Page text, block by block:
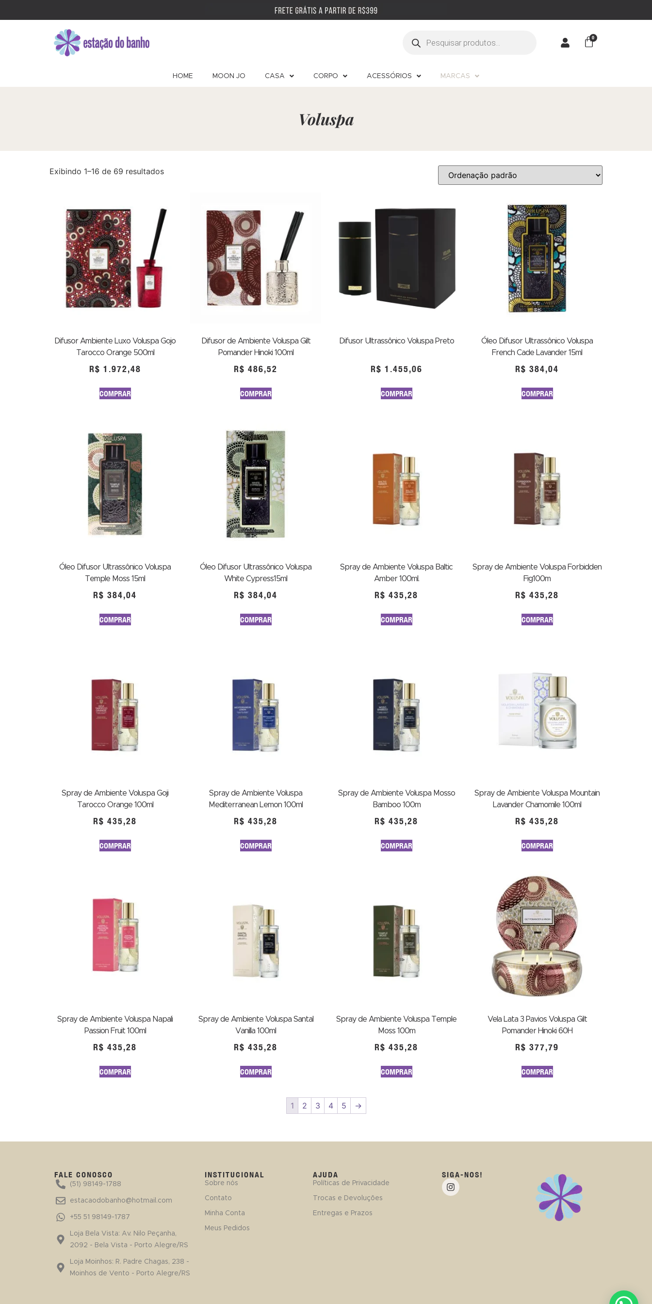
HOME MOON JO CASA CORPO ACESSÓRIOS MARCAS
Voluspa
Exibindo 1–16 de 69 resultados
Difusor Ambiente Luxo Voluspa Gojo
Tarocco Orange 500ml
R$ 1.972,48
COMPRAR
Difusor de Ambiente Voluspa Gilt
Pomander Hinoki 100ml
R$ 486,52
COMPRAR
Difusor Ultrassônico Voluspa Preto
R$ 1.455,06
COMPRAR
Óleo Difusor Ultrassônico Voluspa
French Cade Lavander 15ml
R$ 384,04
COMPRAR
Óleo Difusor Ultrassônico Voluspa
Temple Moss 15ml
R$ 384,04
COMPRAR
Óleo Difusor Ultrassônico Voluspa
White Cypress15ml
R$ 384,04
COMPRAR
Spray de Ambiente Voluspa Baltic
Amber 100ml.
R$ 435,28
COMPRAR
Spray de Ambiente Voluspa Forbidden
Fig100m
R$ 435,28
COMPRAR
Spray de Ambiente Voluspa Goji
Tarocco Orange 100ml
R$ 435,28
COMPRAR
Spray de Ambiente Voluspa
Mediterranean Lemon 100ml
R$ 435,28
COMPRAR
Spray de Ambiente Voluspa Mosso
Bamboo 100m
R$ 435,28
COMPRAR
Spray de Ambiente Voluspa Mountain
Lavander Chamomile 100ml
R$ 435,28
COMPRAR
Spray de Ambiente Voluspa Napali
Passion Fruit 100ml
R$ 435,28
COMPRAR
Spray de Ambiente Voluspa Santal
Vanilla 100ml
R$ 435,28
COMPRAR
Spray de Ambiente Voluspa Temple
Moss 100m
R$ 435,28
COMPRAR
Vela Lata 3 Pavios Voluspa Gilt
Pomander Hinoki 60H
R$ 377,79
COMPRAR
1 2 3 4 5 →
FALE CONOSCO
(51) 98149-1788
estacaodobanho@hotmail.com
+55 51 98149-1787
Loja Bela Vista: Av. Nilo Peçanha,
2092 - Bela Vista - Porto Alegre/RS
Loja Moinhos: R. Padre Chagas, 238 -
Moinhos de Vento - Porto Alegre/RS
INSTITUCIONAL
Sobre nós
Contato
Minha Conta
Meus Pedidos
AJUDA
Políticas de Privacidade
Trocas e Devoluções
Entregas e Prazos
SIGA-NOS!